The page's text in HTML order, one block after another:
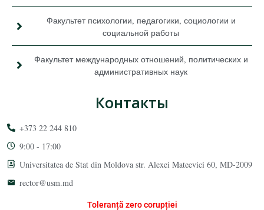
Факультет психологии, педагогики, социологии и
социальной работы
Факультет международных отношений, политических и
административных наук
Контакты
+373 22 244 810
9:00 - 17:00
Universitatea de Stat din Moldova str. Alexei Mateevici 60, MD-2009
rector@usm.md
Toleranță zero corupției